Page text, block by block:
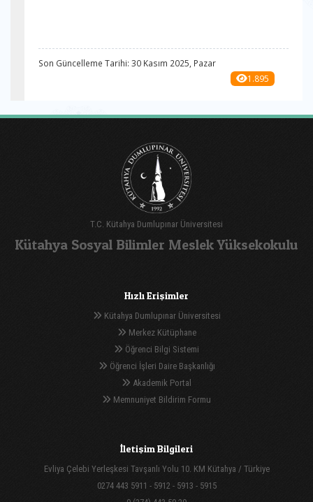
Son Güncelleme Tarihi: 30 Kasım 2025, Pazar
1.895
T.C. Kütahya Dumlupınar Üniversitesi
Kütahya Sosyal Bilimler Meslek Yüksekokulu
Hızlı Erişimler
Kütahya Dumlupınar Üniversitesi
Merkez Kütüphane
Öğrenci Bilgi Sistemi
Öğrenci İşleri Daire Başkanlığı
Akademik Portal
Memnuniyet Bildirim Formu
İletişim Bilgileri
Evliya Çelebi Yerleşkesi Tavşanlı Yolu 10. KM Kütahya / Türkiye
0274 443 5911 - 5912 - 5913 - 5915